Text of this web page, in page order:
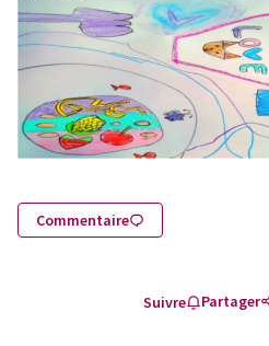
Commentaire
Suivre Partager